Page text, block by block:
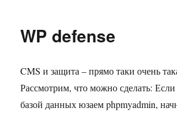
WP defense
CMS и защита – прямо таки очень
Рассмотрим, что можно сделать:
базой данных юзаем phpmyadmin,